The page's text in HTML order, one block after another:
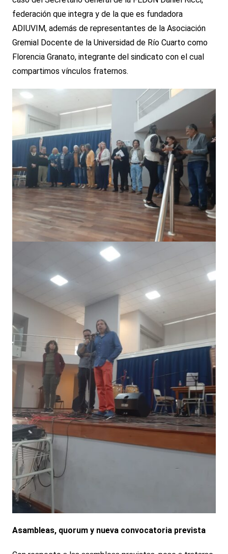
federación que integra y de la que es fundadora
ADIUVIM, además de representantes de la Asociación
Gremial Docente de la Universidad de Río Cuarto como
Florencia Granato, integrante del sindicato con el cual
compartimos vínculos fraternos.
Asambleas, quorum y nueva convocatoria prevista